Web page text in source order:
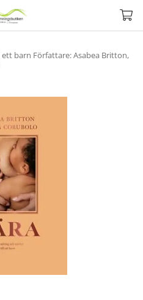
barn Författare: Asabea Britton,